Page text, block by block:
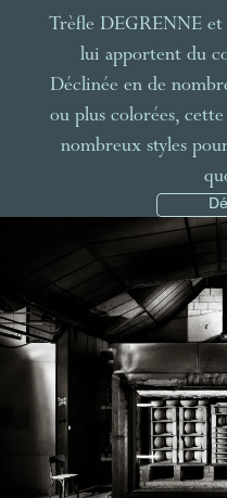
Trèfle DEGRENNE
lui apportent du
Déclinée en de
ou plus colorées,
nombreux styles